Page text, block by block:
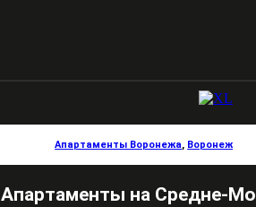
Апартаменты Воронежа, Воронеж
Апартаменты на Средне-